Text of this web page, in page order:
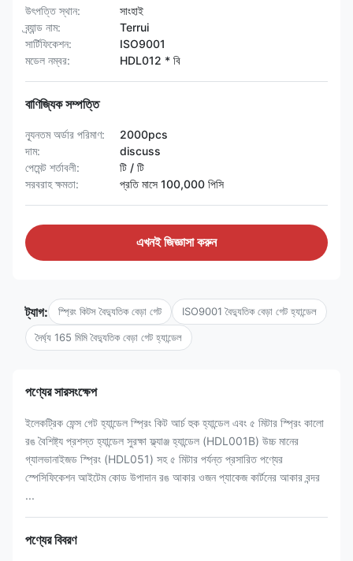
উৎপত্তি স্থান:
সাংহাই
ব্র্যান্ড নাম:
Terrui
সার্টিফিকেশন:
ISO9001
মডেল নম্বর:
HDL012 * বি
বাণিজ্যিক সম্পত্তি
ন্যূনতম অর্ডার পরিমাণ:
2000pcs
দাম:
discuss
পেমেন্ট শর্তাবলী:
টি / টি
সরবরাহ ক্ষমতা:
প্রতি মাসে 100,000 পিসি
এখনই জিজ্ঞাসা করুন
ট্যাগ: স্প্রিং কিটস বৈদ্যুতিক বেড়া গেট ISO9001 বৈদ্যুতিক বেড়া গেট হ্যান্ডেল
দৈর্ঘ্য 165 মিমি বৈদ্যুতিক বেড়া গেট হ্যান্ডেল
পণ্যের সারসংক্ষেপ
ইলেকট্রিক ফেন্স গেট হ্যান্ডেল স্প্রিং কিট আর্চ হুক হ্যান্ডেল এবং ৫ মিটার স্প্রিং কালো
রঙ বৈশিষ্ট্য প্রশস্ত হ্যান্ডেল সুরক্ষা ফ্ল্যাঞ্জ হ্যান্ডেল (HDL001B) উচ্চ মানের
গ্যালভানাইজড স্প্রিং (HDL051) সহ ৫ মিটার পর্যন্ত প্রসারিত পণ্যের
স্পেসিফিকেশন আইটেম কোড উপাদান রঙ আকার ওজন প্যাকেজ কার্টনের আকার বন্দর
...
পণ্যের বিবরণ